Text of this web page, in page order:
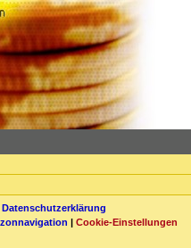
Datenschutzerklärung
| Cookie-Einstellungen